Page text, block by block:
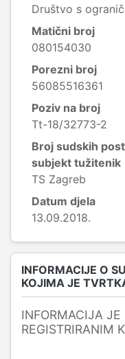
Društvo s
Matični broj
080154030
Porezni broj
56085516361
Poziv na broj
Tt-18/32773-2
Broj sudskih
subjekt tužitenik
TS Zagreb
Datum djela
13.09.2018.
INFORMACIJE O
KOJIMA JE
INFORMACIJA
REGISTRIRANIM